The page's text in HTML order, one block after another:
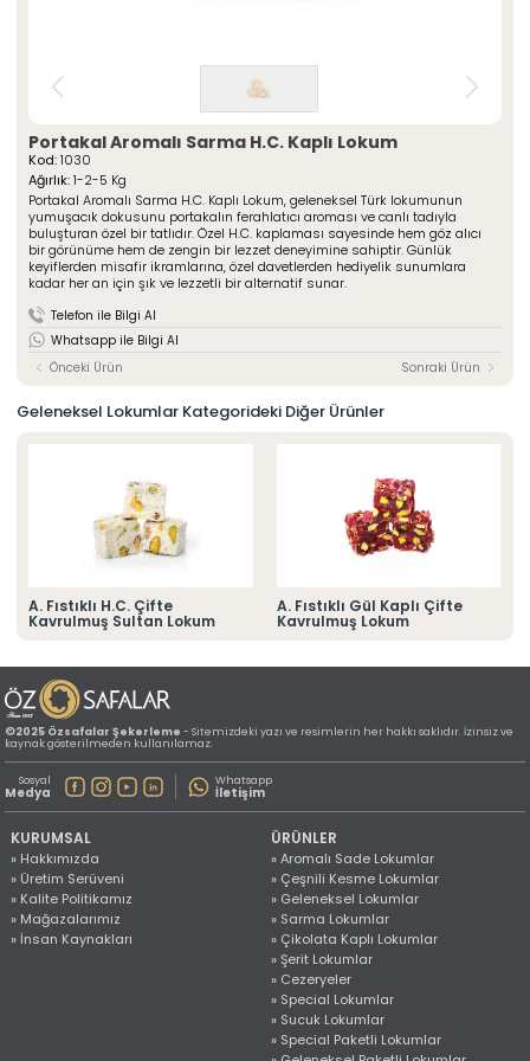
Kurumsal
» Hakkımızda
» Üretim Serüveni
» Kalite Politikamız
» İnsan Kaynakları
» İstanbul
» Konya
» İleitşim Bilgilerimiz
» Konum Bilgilerimiz
» Çikolata Kaplı Lokumlar
» Cezeryeler
» Special Lokumlar
» Sucuk Lokumlar
» Special Paketli Lokumlar
» Geleneksel Paketli Lokumlar
Tüm hakkı saklıdır. Sitemizde kullanılan tüm içerik ve görseller
ŞEKERLEME
Hakkımızda
Üretim Serüveni
Kalite Politikamız
Mağazalarımız
Foto Galeri
Kariyer
İletişim
Portakal Aromalı Sarma H.C. Kaplı Lokum
Kod:1030
Ağırlık:1-2-5 Kg
Portakal Aromalı Sarma H.C. Kaplı Lokum, geleneksel Türk lokumunun
yumuşacık dokusunu portakalın ferahlatıcı aroması ve canlı tadıyla
buluşturan özel bir tatlıdır. Özel H.C. kaplaması sayesinde hem göz alıcı
bir görünüme hem de zengin bir lezzet deneyimine sahiptir. Günlük
keyiflerden misafir ikramlarına, özel davetlerden hediyelik sunumlara
kadar her an için şık ve lezzetli bir alternatif sunar.
Telefon ile Bilgi Al
Whatsapp ile Bilgi Al
Önceki Ürün
Sonraki Ürün
Geleneksel Lokumlar Kategorideki Diğer Ürünler
A. Fıstıklı H.C. Çifte
Kavrulmuş Sultan Lokum
A. Fıstıklı Gül Kaplı Çifte
Kavrulmuş Lokum
©2025 Özsafalar Şekerleme- Sitemizdeki yazı ve resimlerin her hakkı saklıdır. İzinsiz ve
kaynak gösterilmeden kullanılamaz.
Sosyal
Medya
Whatsapp
İletişim
KURUMSAL
» Hakkımızda
» Üretim Serüveni
» Kalite Politikamız
» Mağazalarımız
» İnsan Kaynakları
ÜRÜNLER
» Aromalı Sade Lokumlar
» Çeşnili Kesme Lokumlar
» Geleneksel Lokumlar
» Sarma Lokumlar
» Çikolata Kaplı Lokumlar
» Şerit Lokumlar
» Cezeryeler
» Special Lokumlar
» Sucuk Lokumlar
» Special Paketli Lokumlar